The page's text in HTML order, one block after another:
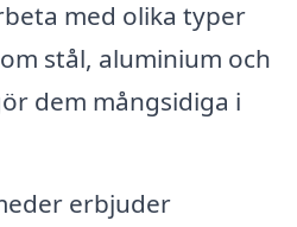
med olika typer
stål, aluminium och
dem mångsidiga i
erbjuder